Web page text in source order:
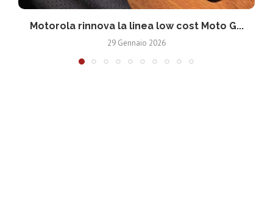
Motorola rinnova la linea low cost Moto G...
29 Gennaio 2026